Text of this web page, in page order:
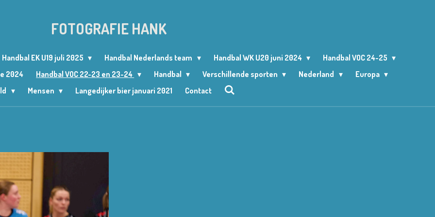
FOTOGRAFIE HANK
Handbal EK U19 juli 2025 Handbal Nederlands team Handbal WK U20 juni 2024
Handbal VOC 24-25
2024 Handbal VOC 22-23 en 23-24 Handbal Verschillende sporten Nederland
Europa
Mensen Langedijker bier januari 2021 Contact